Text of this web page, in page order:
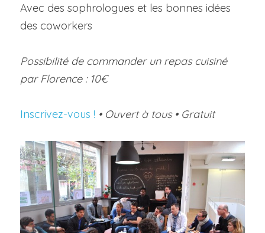
Avec des sophrologues et les bonnes idées
des coworkers
Possibilité de commander un repas cuisiné
par Florence : 10€
Inscrivez-vous ! • Ouvert à tous • Gratuit